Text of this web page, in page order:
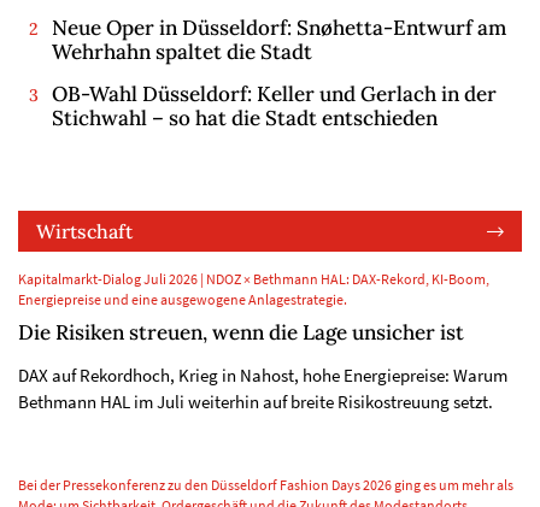
Neue Oper in Düsseldorf: Snøhetta-Entwurf am
Wehrhahn spaltet die Stadt
OB-Wahl Düsseldorf: Keller und Gerlach in der
Stichwahl – so hat die Stadt entschieden
Wirtschaft
Kapitalmarkt-Dialog Juli 2026 | NDOZ × Bethmann HAL: DAX-Rekord, KI-Boom,
Energiepreise und eine ausgewogene Anlagestrategie.
Die Risiken streuen, wenn die Lage unsicher ist
DAX auf Rekordhoch, Krieg in Nahost, hohe Energiepreise: Warum
Bethmann HAL im Juli weiterhin auf breite Risikostreuung setzt.
Bei der Pressekonferenz zu den Düsseldorf Fashion Days 2026 ging es um mehr als